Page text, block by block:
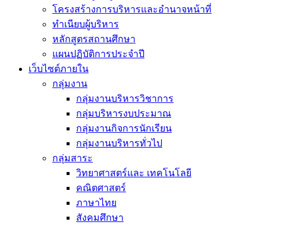
โครงสร้างการบริหารและอำนาจหน้าที่
ทำเนียบผู้บริหาร
หลักสูตรสถานศึกษา
แผนปฏิบัติการประจำปี
เว็บไซต์ภายใน
กลุ่มงาน
กลุ่มงานบริหารวิชาการ
กลุ่มบริหารงบประมาณ
กลุ่มงานกิจการนักเรียน
กลุ่มงานบริหารทั่วไป
กลุ่มสาระ
วิทยาศาสตร์และ เทคโนโลยี
คณิตศาสตร์
ภาษาไทย
สังคมศึกษา